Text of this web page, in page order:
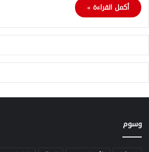
أكمل القراءة »
وسوم